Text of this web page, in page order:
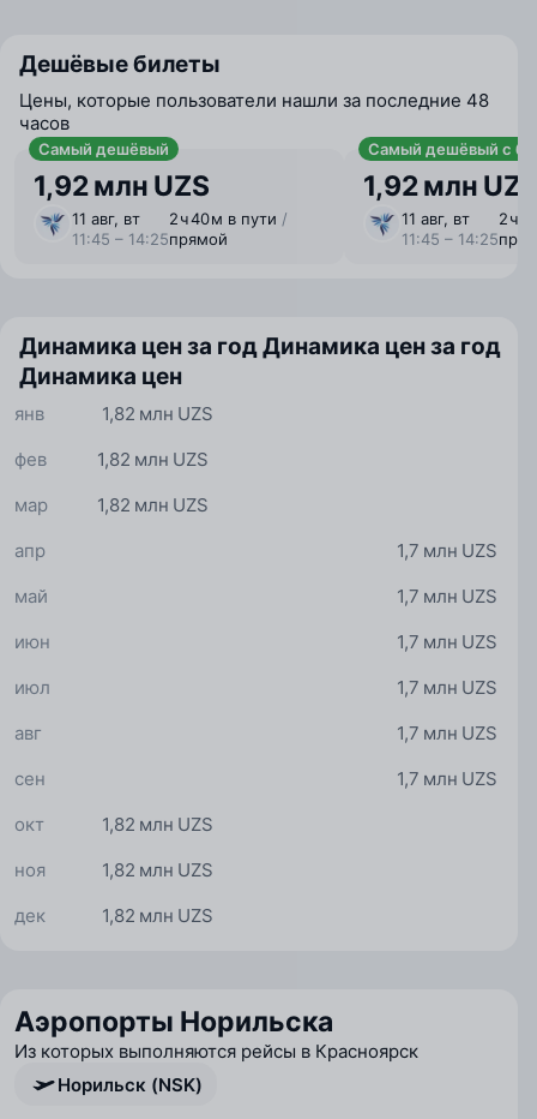
Дешёвые билеты
Цены, которые пользователи нашли за последние 48
часов
Самый дешёвый
1,92 млн UZS
11 авг, вт
11:45 – 14:25
2 ⁠ч 40 ⁠м в пути /
прямой
Самый дешёвый с
1,92 млн
11 авг, вт
11:45 – 14:25
2 ⁠ч
Динамика цен за годДинамика цен за год
Динамика цен
1,82 млн UZS
янв
1,82 млн UZS
фев
1,82 млн UZS
мар
1,7 млн UZS
апр
1,7 млн UZS
май
1,7 млн UZS
июн
1,7 млн UZS
июл
1,7 млн UZS
авг
1,7 млн UZS
сен
1,82 млн UZS
окт
1,82 млн UZS
ноя
1,82 млн UZS
дек
Аэропорты Норильска
Из которых выполняются рейсы в Красноярск
Норильск (NSK)